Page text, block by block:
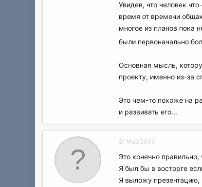
Увидев, что человек
время от времени
многое из планов пока
были первоначально
Основная мысль,
проекту, именно из-за
Это чем-то похоже на
и развивать его...
21 Мар 2006
Это конечно
Я был бы в восторге
Я выложу презентацию,